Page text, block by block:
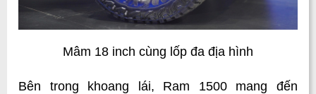
Mâm 18 inch cùng lốp đa địa hình
Bên trong khoang lái, Ram 1500 mang đến